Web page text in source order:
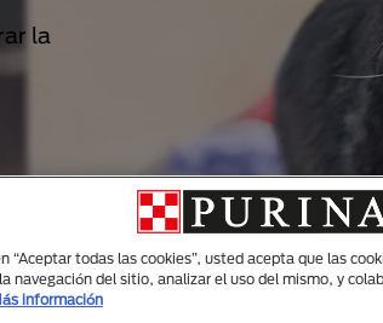
“Aceptar todas las cookies”, usted acepta que las
navegación del sitio, analizar el uso del mismo, y
información